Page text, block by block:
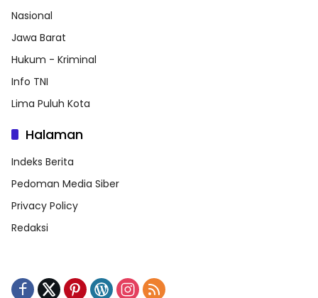
Nasional
Jawa Barat
Hukum - Kriminal
Info TNI
Lima Puluh Kota
Halaman
Indeks Berita
Pedoman Media Siber
Privacy Policy
Redaksi